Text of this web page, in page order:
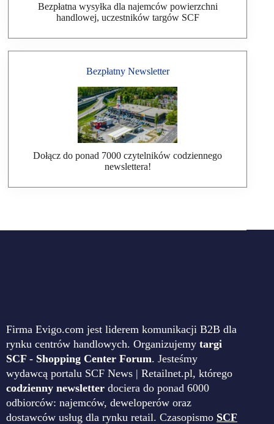
Bezpłatna wysyłka dla najemców powierzchni
handlowej, uczestników targów SCF
Bezpłatny Newsletter
Dołącz do ponad 7000 czytelników codziennego
newslettera!
Firma Evigo.com jest liderem komunikacji B2B dla
rynku centrów handlowych. Organizujemy targi
SCF - Shopping Center Forum. Jesteśmy
wydawcą portalu SCF News | Retailnet.pl, którego
codzienny newsletter dociera do ponad 6000
odbiorców: najemców, deweloperów oraz
dostawców usług dla rynku retail. Czasopismo SCF